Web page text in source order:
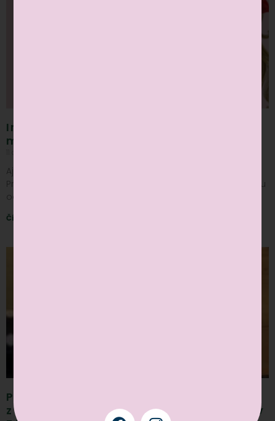
Inšpirácia na vianočné darčeky od
malej Amelie
Aj vaše Vianoce môžu byť originálne a #madeinslovakia!
Pripravili sme si pre vás inšpiráciu darčekov pre celú rodinu
od našej malej Amelie www.littleamelie.sk. Naša ponuka
Čítať viac »
Privítali sme špeciálnu návštevu
z Dolného Smokovca – MUDr. Jaroslav